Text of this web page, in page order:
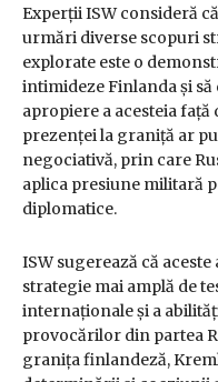
Experții ISW consideră
urmări diverse scopuri
explorate este o
intimideze Finlanda și
apropiere a acesteia față
prezenței la graniță ar
negociativă, prin care
aplica presiune militară
diplomatice.
ISW sugerează că
strategie mai amplă de
internaționale și a
provocărilor din partea
granița finlandeză,